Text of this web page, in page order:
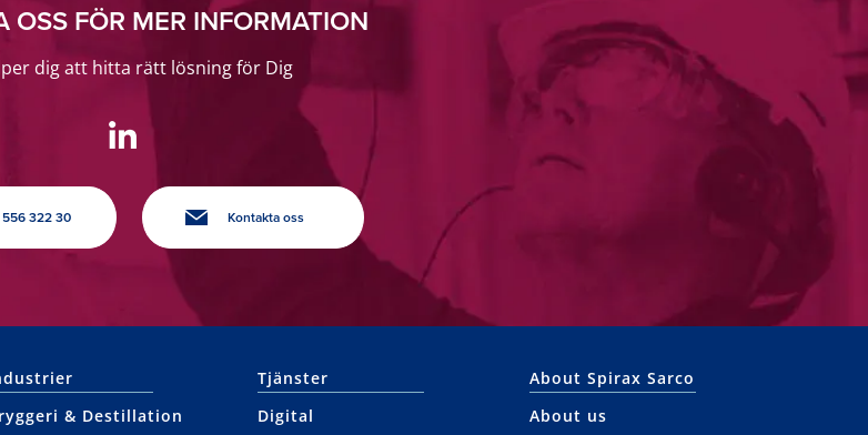
OSS FÖR MER INFORMATION
dig att hitta rätt lösning för Dig
556 322 30 Kontakta oss
& Destillation
Tjänster
Digital
About Spirax Sarco
About us